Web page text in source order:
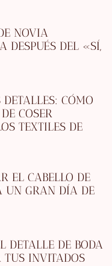
NOVIA
DESPUÉS DEL «SÍ,
CÓMO
COSER
TEXTILES DE
EL CABELLO DE
UN GRAN DÍA DE
DETALLE DE BODA
TUS INVITADOS